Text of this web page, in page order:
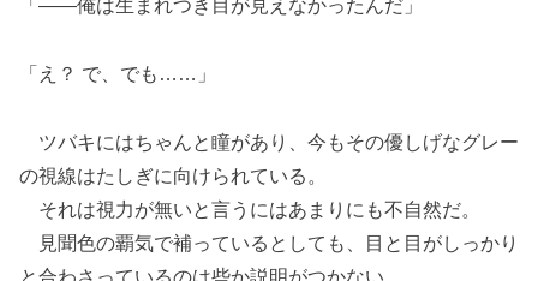
「――俺は生まれつき目が見えなかったんだ」
「え？ で、でも……」
ツバキにはちゃんと瞳があり、今もその優しげなグレー
の視線はたしぎに向けられている。
それは視力が無いと言うにはあまりにも不自然だ。
見聞色の覇気で補っているとしても、目と目がしっかり
と合わさっているのは些か説明がつかない。